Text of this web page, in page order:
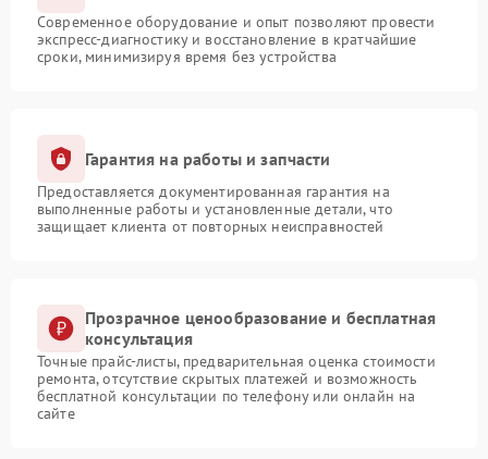
Современное оборудование и опыт позволяют провести
экспресс-диагностику и восстановление в кратчайшие
сроки, минимизируя время без устройства
Гарантия на работы и запчасти
Предоставляется документированная гарантия на
выполненные работы и установленные детали, что
защищает клиента от повторных неисправностей
Прозрачное ценообразование и бесплатная
консультация
Точные прайс-листы, предварительная оценка стоимости
ремонта, отсутствие скрытых платежей и возможность
бесплатной консультации по телефону или онлайн на
сайте